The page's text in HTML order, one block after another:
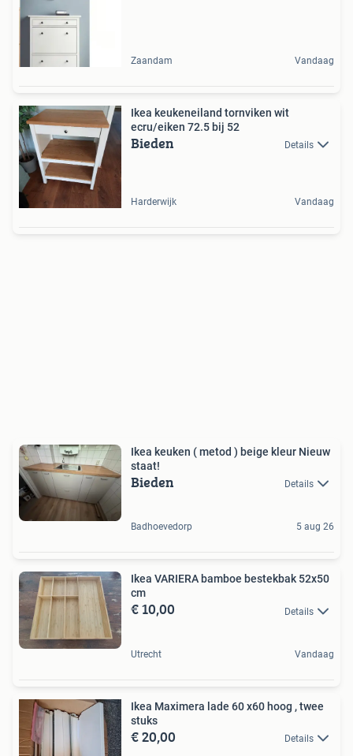
Zaandam Vandaag
Ikea keukeneiland tornviken wit
ecru/eiken 72.5 bij 52
Bieden Details
Harderwijk Vandaag
Ikea keuken ( metod ) beige kleur Nieuw
staat!
Bieden Details
Badhoevedorp 5 aug 26
Ikea VARIERA bamboe bestekbak 52x50
cm
€ 10,00 Details
Utrecht Vandaag
Ikea Maximera lade 60 x60 hoog , twee
stuks
€ 20,00 Details